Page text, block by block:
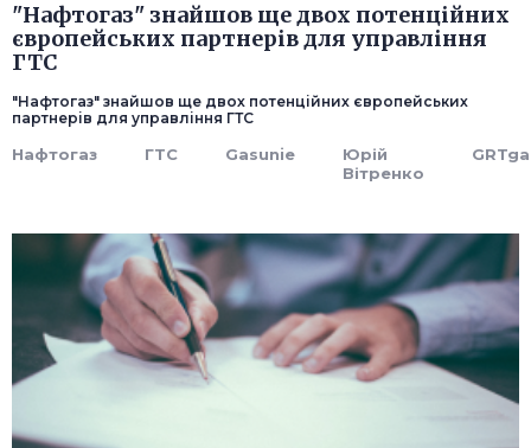
"Нафтогаз" знайшов ще двох потенційних
європейських партнерів для управління
ГТС
"Нафтогаз" знайшов ще двох потенційних європейських
партнерів для управління ГТС
Нафтогаз ГТС Gasunie
Юрій
Вітренко